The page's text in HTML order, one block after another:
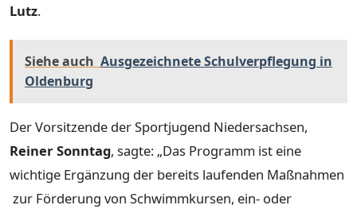
Lutz.
Siehe auch Ausgezeichnete Schulverpflegung in
Oldenburg
Der Vorsitzende der Sportjugend Niedersachsen,
Reiner Sonntag, sagte: „Das Programm ist eine
wichtige Ergänzung der bereits laufenden Maßnahmen
zur Förderung von Schwimmkursen, ein- oder